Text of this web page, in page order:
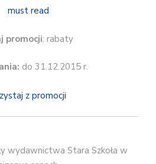
promocji: rabaty
do 31.12.2015 r.
z promocji
wydawnictwa Stara Szkoła w